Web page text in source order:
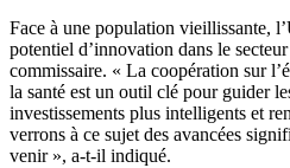
Face à une population vieillissante,
potentiel d’innovation dans le
commissaire. « La coopération sur
la santé est un outil clé pour guider
investissements plus intelligents et
verrons à ce sujet des avancées
venir », a-t-il indiqué.